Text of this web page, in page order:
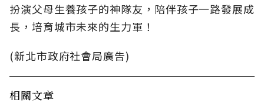
扮演父母生養孩子的神隊友，陪伴孩子一路發展成
長，培育城市未來的生力軍！
(新北市政府社會局廣告)
相關文章